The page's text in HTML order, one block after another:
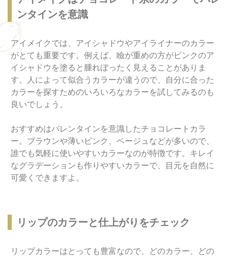
ンタインを意識
アイメイクでは、アイシャドウやアイライナーのカラー
がとても重要です。例えば、瞼が重めの方がピンクのア
イシャドウを塗ると腫れぼったく見えることがありま
す。人によって似合うカラーが違うので、自分に合った
カラーを探すためのいろいろなカラーを試してみるのも
良いでしょう。
おすすめはバレンタインを意識したチョコレートカラ
ー。ブラウンや薄いピンク、ベージュなどが多いので、
誰でも気軽に使いやすいカラーなのが特徴です。キレイ
なグラデーションも作りやすいカラーで、目元を自然に
可愛くできますよ。
リップのカラーと仕上がりをチェック
リップカラーはとっても豊富なので、どのカラー、どの